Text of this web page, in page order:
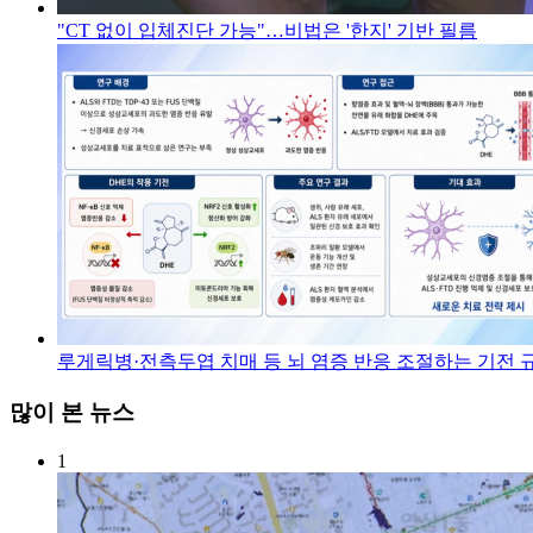
"CT 없이 입체진단 가능"…비법은 '한지' 기반 필름
루게릭병·전측두엽 치매 등 뇌 염증 반응 조절하는 기전
많이 본 뉴스
1